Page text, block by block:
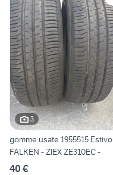
3
gomme usate 1955515 Estivo
FALKEN - ZIEX ZE310EC -
40 €